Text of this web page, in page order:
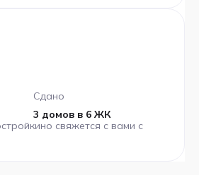
Сдано
3 домов в 6 ЖК
свяжется с вами с